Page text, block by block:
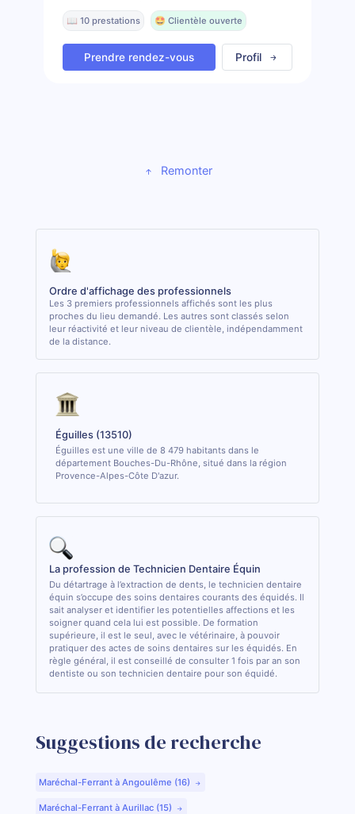
📖 10 prestations 🤩 Clientèle ouverte
Prendre rendez-vous Profil
Remonter
Ordre d'affichage des professionnels
Les 3 premiers professionnels affichés sont les plus
proches du lieu demandé. Les autres sont classés selon
leur réactivité et leur niveau de clientèle, indépendamment
de la distance.
Éguilles (13510)
Éguilles est une ville de 8 479 habitants dans le
département Bouches-Du-Rhône, situé dans la région
Provence-Alpes-Côte D'azur.
La profession de Technicien Dentaire Équin
Du détartrage à l’extraction de dents, le technicien dentaire
équin s’occupe des soins dentaires courants des équidés. Il
sait analyser et identifier les potentielles affections et les
soigner quand cela lui est possible. De formation
supérieure, il est le seul, avec le vétérinaire, à pouvoir
pratiquer des actes de soins dentaires sur les équidés. En
règle général, il est conseillé de consulter 1 fois par an son
dentiste ou son technicien dentaire pour son équidé.
Suggestions de recherche
Maréchal-Ferrant à Angoulême (16)
Maréchal-Ferrant à Aurillac (15)